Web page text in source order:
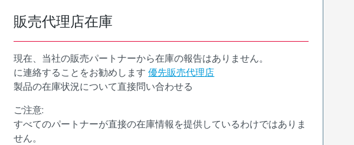
販売代理店在庫
現在、当社の販売パートナーから在庫の報告はありません。
に連絡することをお勧めします 優先販売代理店
製品の在庫状況について直接問い合わせる
ご注意:
すべてのパートナーが直接の在庫情報を提供しているわけではありま
せん。